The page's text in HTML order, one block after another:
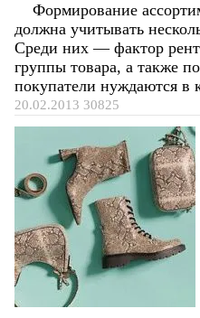
Формирование
должна учитывать
Среди них — фактор
группы товара, а также
покупатели нуждаются в
20.02.2013 30825